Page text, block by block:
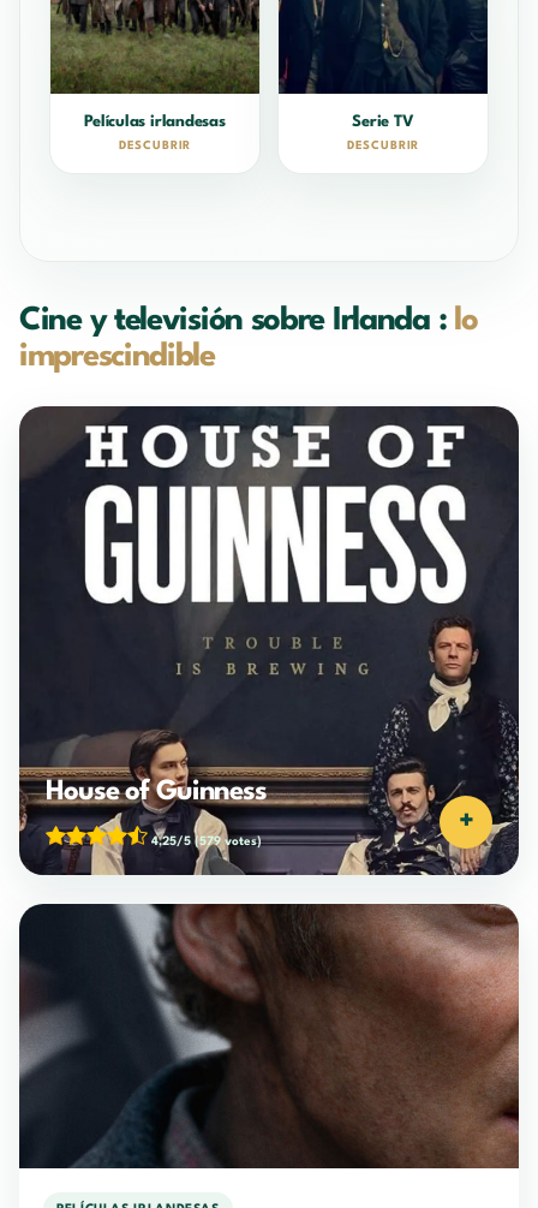
Películas irlandesas
DESCUBRIR
Serie TV
DESCUBRIR
Cine y televisión sobre Irlanda : lo
imprescindible
House of Guinness
4,25/5 (579 votes)
+